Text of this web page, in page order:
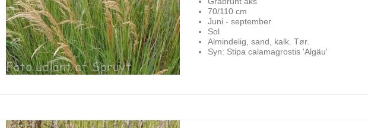
70/110 cm
Juni - september
Sol
Almindelig, sand, kalk. Tør.
Syn: Stipa calamagrostis 'Algäu'